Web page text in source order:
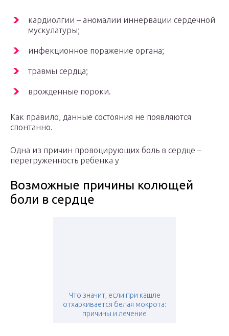
кардиолгии – аномалии иннервации сердечной
мускулатуры;
инфекционное поражение органа;
травмы сердца;
врожденные пороки.
Как правило, данные состояния не появляются
спонтанно.
Одна из причин провоцирующих боль в сердце –
перегруженность ребенка у
Возможные причины колющей
боли в сердце
Что значит, если при кашле
отхаркивается белая мокрота:
причины и лечение